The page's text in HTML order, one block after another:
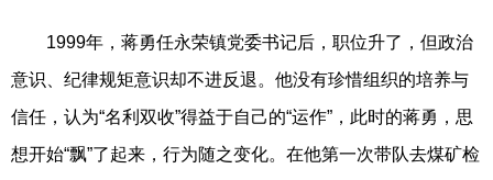
1999年，蒋勇任永荣镇党委书记后，职位升了，但政治
意识、纪律规矩意识却不进反退。他没有珍惜组织的培养与
信任，认为“名利双收”得益于自己的“运作”，此时的蒋勇，思
想开始“飘”了起来，行为随之变化。在他第一次带队去煤矿检